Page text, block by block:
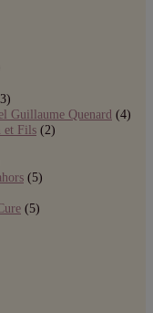
Guillaume Quenard (4)
et Fils (2)
(5)
(5)